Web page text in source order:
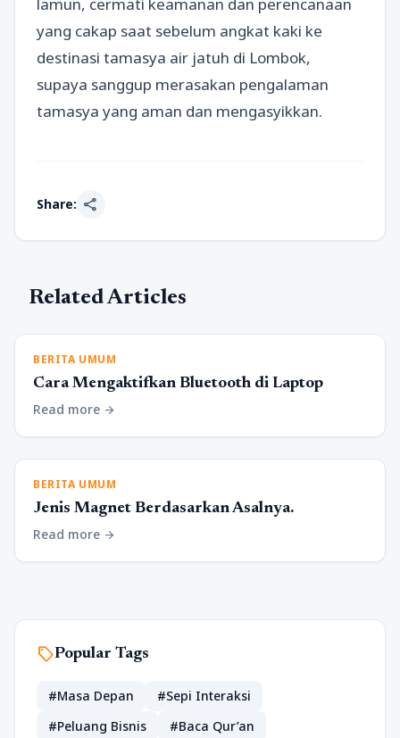
yang cakap saat sebelum angkat kaki ke
destinasi tamasya air jatuh di Lombok,
supaya sanggup merasakan pengalaman
tamasya yang aman dan mengasyikkan.
Share: share
Related Articles
BERITA UMUM
Cara Mengaktifkan Bluetooth di Laptop
Read more arrow_forward
BERITA UMUM
Jenis Magnet Berdasarkan Asalnya.
Read more arrow_forward
sellPopular Tags
#Masa Depan
#Sepi Interaksi
#Peluang Bisnis
#Baca Qur’an